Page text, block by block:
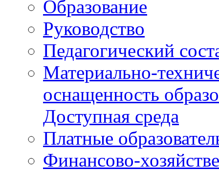
Образование
Руководство
Педагогический
Материально-
оснащенность
Доступная среда
Платные
Финансово-